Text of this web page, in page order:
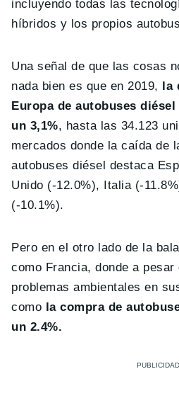
incluyendo todas las
híbridos y los propios
Una señal de que las cosas
nada bien es que en 2019, la
Europa de autobuses
un 3,1%, hasta las 34.123
mercados donde la caída de
autobuses diésel destaca
Unido (-12.0%), Italia (-
(-10.1%).
Pero en el otro lado de la
como Francia, donde a pesar
problemas ambientales en
como la compra de
un 2.4%.